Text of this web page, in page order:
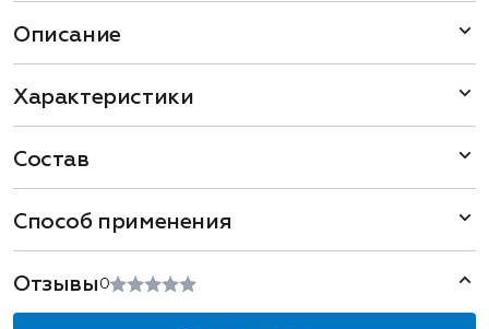
Описание
Характеристики
Состав
Способ применения
Отзывы 0